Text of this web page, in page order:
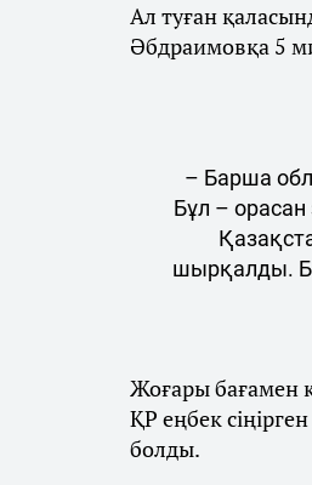
Ал туған
Әбдраимовқа 5
– Барша
Бұл – орасан
шырқалды.
Жоғары бағамен
ҚР еңбек
болды.